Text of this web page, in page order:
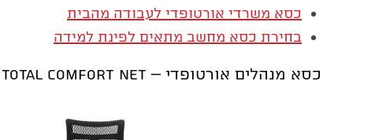
כסא משרדי אורטופדי לעבודה מהבית
בחירת כסא מחשב מתאים לפינת למידה
כסא מנהלים אורטופדי – Total Comfort Net